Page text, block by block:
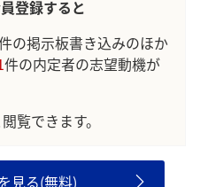
登録すると
の掲示板書き込みのほか
件の内定者の志望動機が
覧できます。
見る(無料)